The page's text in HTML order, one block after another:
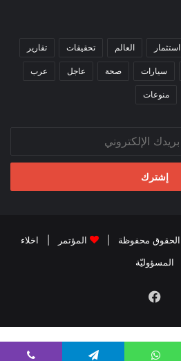
استثمار العالم تحقيقات تقارير
سيارات صحة عاجل عرب
منوعات
المؤتمر
اخلاء
المسؤوليّة
فيسبوك